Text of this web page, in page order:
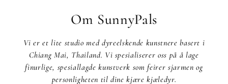
Om SunnyPals
Vi er et lite studio med dyreelskende kunstnere basert i
Chiang Mai, Thailand. Vi spesialiserer oss på å lage
finurlige, spesiallagde kunstverk som feirer sjarmen og
personligheten til dine kjære kjæledyr.